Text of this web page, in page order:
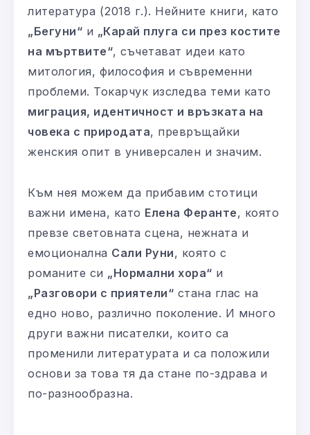
литература (2018 г.). Нейните книги, като
„Бегуни“ и „Карай плуга си през костите
на мъртвите“, съчетават идеи като
митология, философия и съвременни
проблеми. Токарчук изследва теми като
миграция, идентичност и връзката на
човека с природата, превръщайки
женския опит в универсален и значим.
Към нея можем да прибавим стотици
важни имена, като Елена Феранте, която
превзе световната сцена, нежната и
емоционална Сали Руни, която с
романите си „Нормални хора“ и
„Разговори с приятели“ стана глас на
едно ново, различно поколение. И много
други важни писателки, които са
променили литературата и са положили
основи за това тя да стане по-здрава и
по-разнообразна.